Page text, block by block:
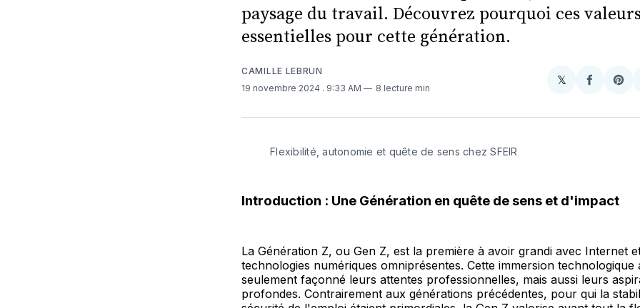
paysage du travail. Découvrez pourquoi ces
essentielles pour cette génération.
CAMILLE LEBRUN
19 novembre 2024 . 9:33 AM 8 lecture min
𝕏Share
X
Partager
Flexibilité, autonomie et quête de sens chez SFEIR
Introduction : Une Génération en quête de sens et d'impact
La Génération Z, ou Gen Z, est la première à avoir grandi avec Internet
technologies numériques omniprésentes. Cette immersion technologique
seulement façonné leurs attentes professionnelles, mais aussi leurs
profondes. Contrairement aux générations précédentes, pour qui la